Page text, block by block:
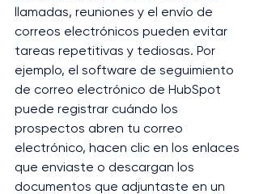
llamadas, reuniones y el envío de
correos electrónicos pueden evitar
tareas repetitivas y tediosas. Por
ejemplo, el software de seguimiento
de correo electrónico de HubSpot
puede registrar cuándo los
prospectos abren tu correo
electrónico, hacen clic en los enlaces
que enviaste o descargan los
documentos que adjuntaste en un